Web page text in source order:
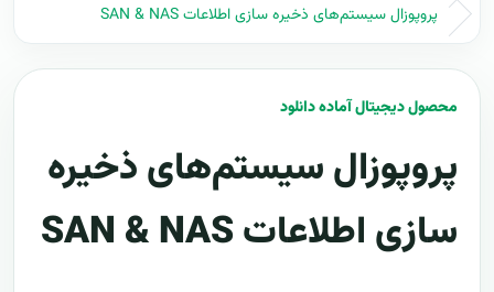
پروپوزال سیستم‌های ذخیره سازی اطلاعات SAN & NAS
محصول دیجیتال آماده دانلود
پروپوزال سیستم‌های ذخیره
سازی اطلاعات SAN & NAS